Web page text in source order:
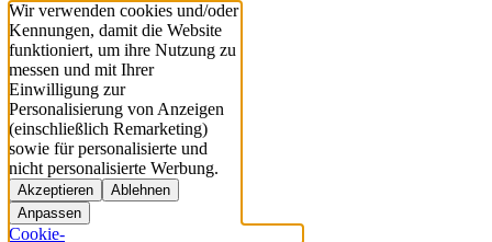
Wir verwenden cookies und/oder
Kennungen, damit die Website
funktioniert, um ihre Nutzung zu
messen und mit Ihrer
Einwilligung zur
Personalisierung von Anzeigen
(einschließlich Remarketing)
sowie für personalisierte und
nicht personalisierte Werbung.
Akzeptieren
Ablehnen
Anpassen
Cookie-